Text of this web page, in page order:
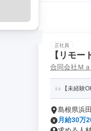
正社員
【リモ
合同会社Ｍ
【未経験
島根県浜
月給30万